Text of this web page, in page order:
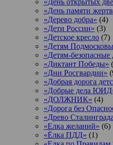
«День открытых
«День памяти
«Дерево добра» (4)
«Дети России» (3)
«Детское кресло (7)
«Детям
«Детям-безопасные
«Диктант Победы»
«Дни Росгвардии»
«Добрая дорога
«Добрые дела
«ДОЛЖНИК» (4)
«Дорога без
«Древо
«Елка желаний» (6)
«Ёлка ПДД» (1)